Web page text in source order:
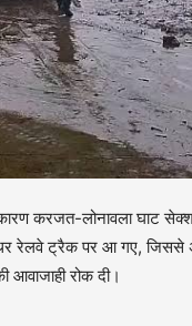
कारण करजत-लोनावला घाट
रेलवे ट्रैक पर आ गए, जिससे
रोक दी।